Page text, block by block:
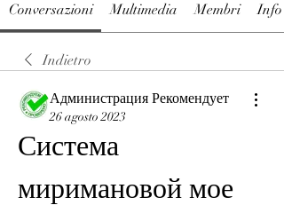
Conversazioni Multimedia Membri Info
Indietro
Администрация Рекомендует
26 agosto 2023
Система
миримановой мое